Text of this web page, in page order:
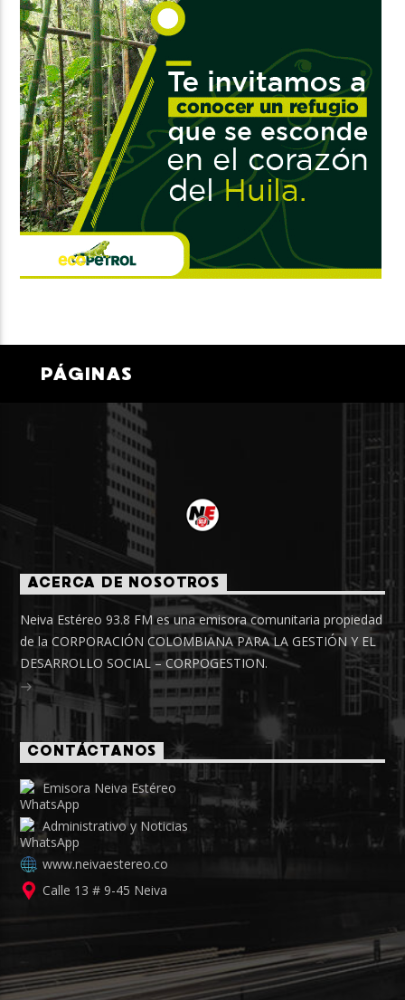
PÁGINAS
ACERCA DE NOSOTROS
Neiva Estéreo 93.8 FM es una emisora comunitaria propiedad
de la CORPORACIÓN COLOMBIANA PARA LA GESTIÓN Y EL
DESARROLLO SOCIAL – CORPOGESTION.
CONTÁCTANOS
Emisora Neiva Estéreo
Administrativo y Noticias
www.neivaestereo.co
Calle 13 # 9-45 Neiva